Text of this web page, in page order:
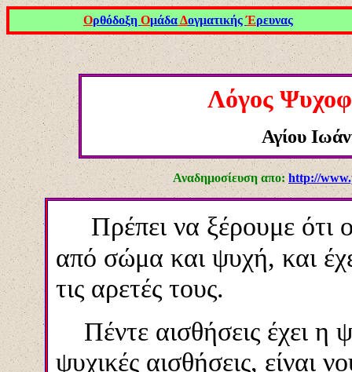
Ορθόδοξη ΟμάδαΔογματικήςΈρευνας
Λόγος
Αγίου
Αναδημοσίευση απο: http://
Πρέπει να ξέρουμε ότι
από σώμα και ψυχή, και
τις αρετές τους.
Πέντε αισθήσεις έχει η
ψυχικές αισθήσεις, είναι